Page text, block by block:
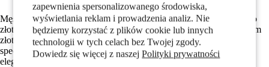
zapewnienia spersonalizowanego środowiska,
wyświetlania reklam i prowadzenia analiz. Nie
będziemy korzystać z plików cookie lub innych
technologii w tych celach bez Twojej zgody.
Dowiedz się więcej z naszejPolityki prywatności
Męski wisiorek w kształcie krzyża wykonany z tytanu i 750 żółtego
złota. Połączenie nowoczesnego, wytrzymałego tytanu z klasycznym
złotem tworzy stylowy i trwały dodatek, idealny na co dzień i
specjalne okazje. Minimalistyczny design podkreśla męskość i
elegancję.